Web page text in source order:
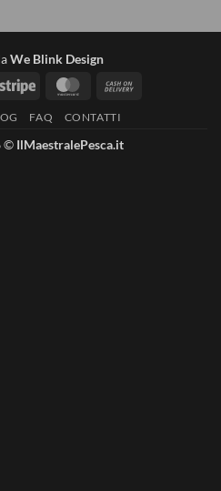
We Blink Design
Stripe MasterCard
FAQ CONTATTI
© IlMaestralePesca.it